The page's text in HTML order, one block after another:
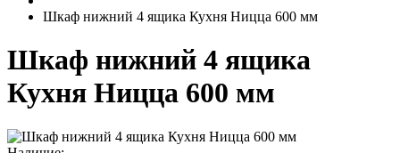
Шкаф нижний 4 ящика Кухня Ницца 600 мм
Шкаф нижний 4 ящика
Кухня Ницца 600 мм